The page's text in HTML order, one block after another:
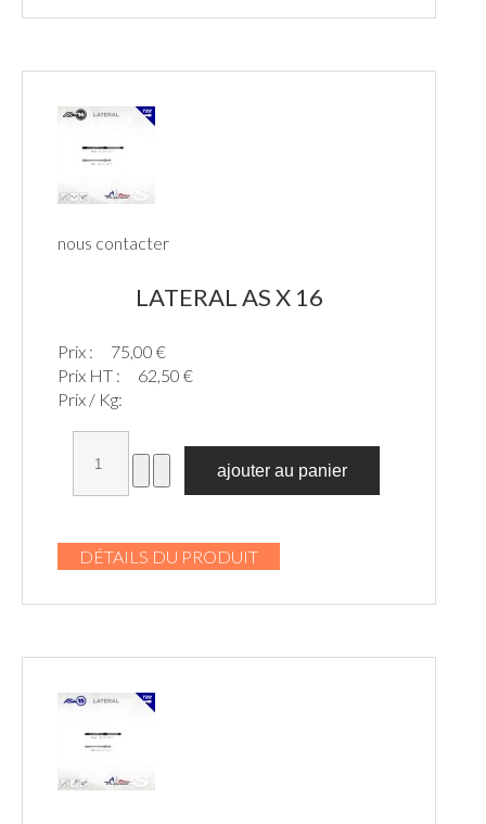
nous contacter
LATERAL AS X 16
Prix :
75,00 €
Prix HT :
62,50 €
Prix / Kg:
DÉTAILS DU PRODUIT